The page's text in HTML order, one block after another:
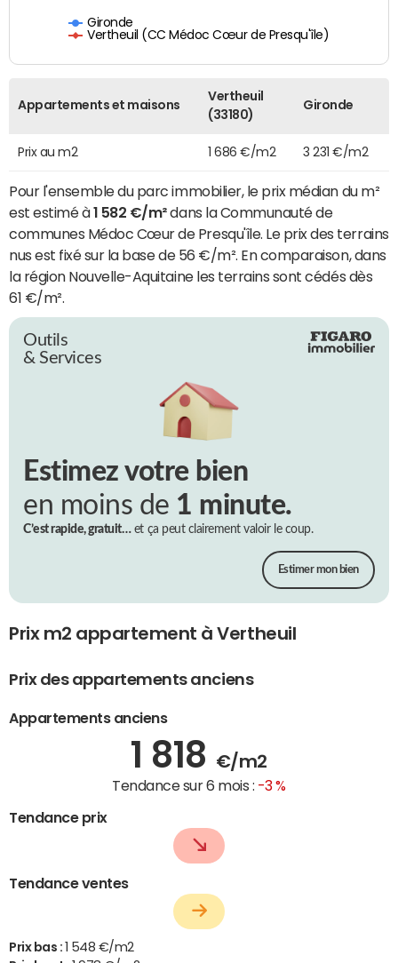
Gironde
Vertheuil (CC Médoc Cœur de Presqu'île)
Appartements et maisons
Vertheuil
(33180)
Gironde
Prix au m2 1 686 €/m2 3 231 €/m2
Pour l'ensemble du parc immobilier, le prix médian du m²
est estimé à1 582 €/m²dans la Communauté de
communes Médoc Cœur de Presqu'île. Le prix des terrains
nus est fixé sur la base de 56 €/m². En comparaison, dans
la région Nouvelle-Aquitaine les terrains sont cédés dès
61 €/m².
Outils
& Services
Estimez votre bien
en moins de 1 minute.
C’est rapide, gratuit…et ça peut clairement valoir le coup.
Estimer mon bien
Prix m2 appartement à Vertheuil
Prix des appartements anciens
Appartements anciens
1 818 €/m2
Tendance sur 6 mois : -3 %
Tendance prix
Tendance ventes
Prix bas : 1 548 €/m2